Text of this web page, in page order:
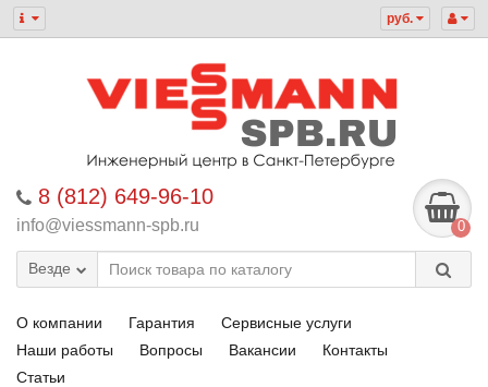
руб.
8 (812) 649-96-10
info@viessmann-spb.ru 0
Везде
О компании Гарантия
Сервисные услуги
Наши работы
Вопросы Вакансии
Контакты
Статьи